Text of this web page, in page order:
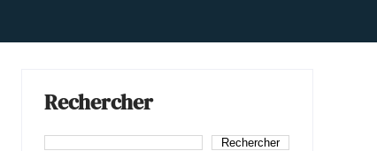
Rechercher
Rechercher